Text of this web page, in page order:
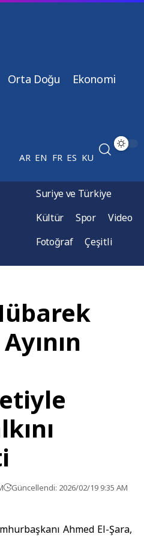
Orta Doğu Ekonomi
AR EN FR ES KU
Suriye ve Türkiye
Kültür
Spor
Video
Fotoğraf
Çeşitli
Güncellendi: 2026/02/19 9:35 AM
Ahmed El-Şara,